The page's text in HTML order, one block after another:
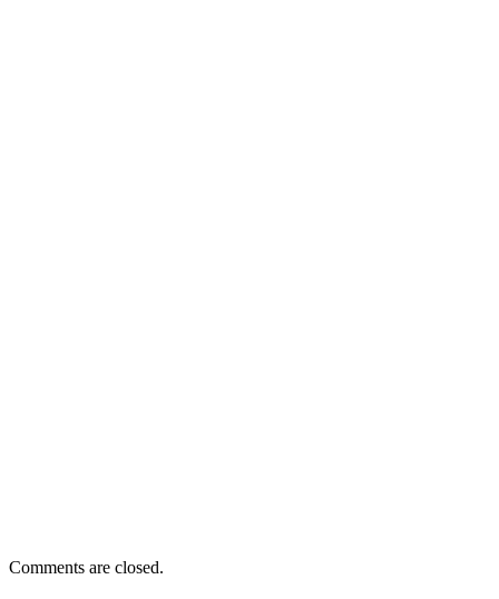
Comments are closed.